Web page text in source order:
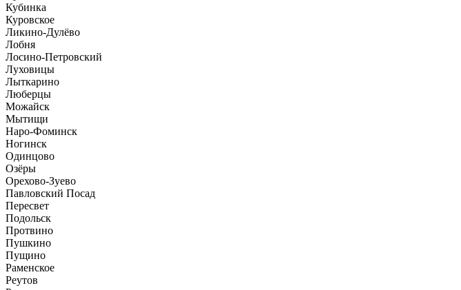
Кубинка
Куровское
Ликино-Дулёво
Лобня
Лосино-Петровский
Луховицы
Лыткарино
Люберцы
Можайск
Мытищи
Наро-Фоминск
Ногинск
Одинцово
Озёры
Орехово-Зуево
Павловский Посад
Пересвет
Подольск
Протвино
Пушкино
Пущино
Раменское
Реутов